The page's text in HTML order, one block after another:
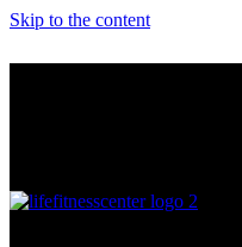
Skip to the content